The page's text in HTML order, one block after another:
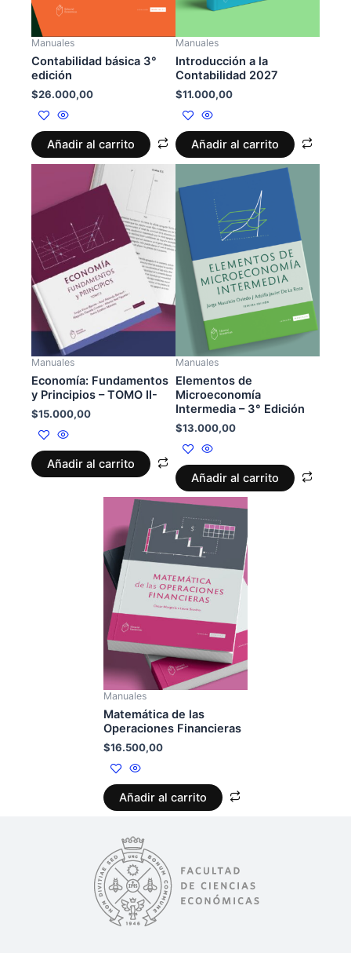
Manuales
Contabilidad básica 3°
edición
$26.000,00
Añadir al carrito
Manuales
Introducción a la
Contabilidad 2027
$11.000,00
Añadir al carrito
Manuales
Economía: Fundamentos
y Principios – TOMO II-
$15.000,00
Añadir al carrito
Manuales
Elementos de
Microeconomía
Intermedia – 3° Edición
$13.000,00
Añadir al carrito
Manuales
Matemática de las
Operaciones Financieras
$16.500,00
Añadir al carrito